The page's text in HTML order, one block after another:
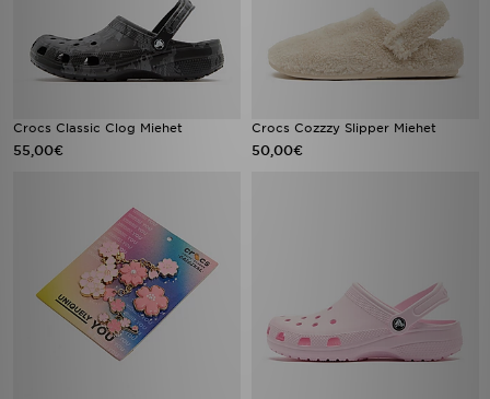
Crocs Classic Clog Miehet
55,00€
Crocs Cozzzy Slipper Miehet
50,00€